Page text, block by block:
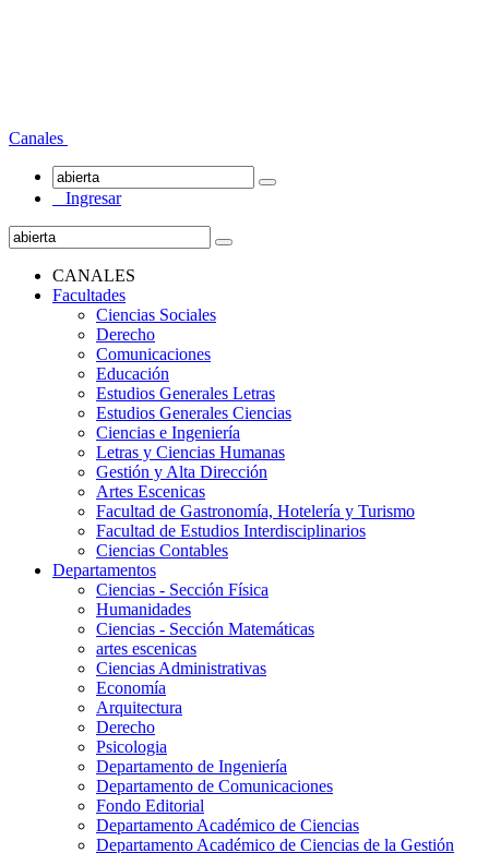
Canales
Ingresar
CANALES
Facultades
Ciencias Sociales
Derecho
Comunicaciones
Educación
Estudios Generales Letras
Estudios Generales Ciencias
Ciencias e Ingeniería
Letras y Ciencias Humanas
Gestión y Alta Dirección
Artes Escenicas
Facultad de Gastronomía, Hotelería y Turismo
Facultad de Estudios Interdisciplinarios
Ciencias Contables
Departamentos
Ciencias - Sección Física
Humanidades
Ciencias - Sección Matemáticas
artes escenicas
Ciencias Administrativas
Economía
Arquitectura
Derecho
Psicologia
Departamento de Ingeniería
Departamento de Comunicaciones
Fondo Editorial
Departamento Académico de Ciencias
Departamento Académico de Ciencias de la Gestión